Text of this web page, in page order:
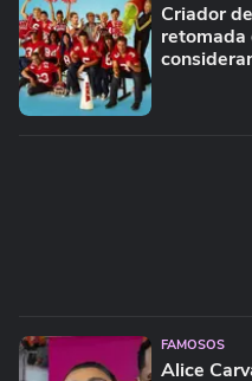
Criador
retomada
FAMOSOS
Alice